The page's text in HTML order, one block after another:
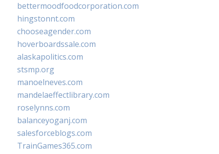
bettermoodfoodcorporation.com
hingstonnt.com
chooseagender.com
hoverboardssale.com
alaskapolitics.com
stsmp.org
manoelneves.com
mandelaeffectlibrary.com
roselynns.com
balanceyoganj.com
salesforceblogs.com
TrainGames365.com